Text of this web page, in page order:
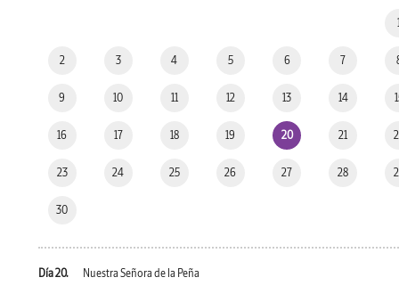
2 3 4 5 6 7
9 10 11 12 13 14
16 17 18 19 20 21
23 24 25 26 27 28
30
Día 20. Nuestra Señora de la Peña